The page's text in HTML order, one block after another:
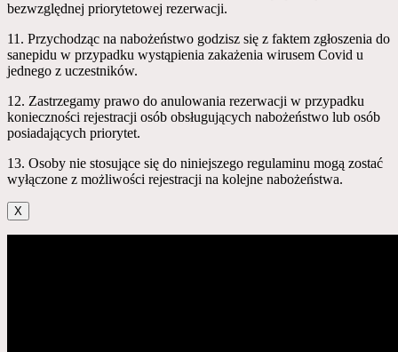
bezwzględnej priorytetowej rezerwacji.
11. Przychodząc na nabożeństwo godzisz się z faktem zgłoszenia do
sanepidu w przypadku wystąpienia zakażenia wirusem Covid u
jednego z uczestników.
12. Zastrzegamy prawo do anulowania rezerwacji w przypadku
konieczności rejestracji osób obsługujących nabożeństwo lub osób
posiadających priorytet.
13. Osoby nie stosujące się do niniejszego regulaminu mogą zostać
wyłączone z możliwości rejestracji na kolejne nabożeństwa.
X